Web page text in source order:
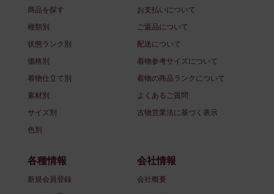
商品を探す
種類別
状態ランク別
価格別
着物仕立て別
素材別
サイズ別
色別
お支払いについて
ご返品について
配送について
着物参考サイズについて
着物の商品ランクについて
よくあるご質問
古物営業法に基づく表示
各種情報
新規会員登録
会社情報
会社概要